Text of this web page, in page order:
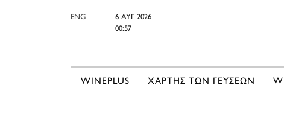
ENG
6 ΑΥΓ 2026
00:57
WINEPLUS ΧΑΡΤΗΣ ΤΩΝ ΓΕΥΣΕΩΝ